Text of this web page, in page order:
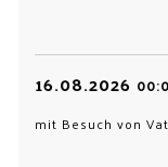
16.08.2026
mit Besuch von